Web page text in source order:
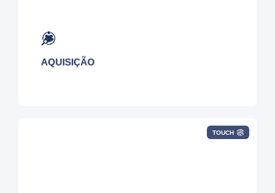
AQUISIÇÃO
regionais e nacionais.
TOUCH